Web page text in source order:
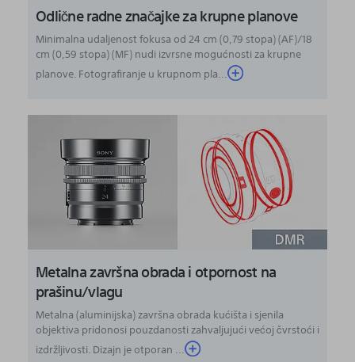
Odlične radne značajke za krupne planove
Minimalna udaljenost fokusa od 24 cm (0,79 stopa) (AF)/18
cm (0,59 stopa) (MF) nudi izvrsne mogućnosti za krupne
planove. Fotografiranje u krupnom pla...
Metalna završna obrada i otpornost na
prašinu/vlagu
Metalna (aluminijska) završna obrada kućišta i sjenila
objektiva pridonosi pouzdanosti zahvaljujući većoj čvrstoći i
izdržljivosti. Dizajn je otporan ...